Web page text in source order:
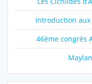
Introduction aux
46ème congrès